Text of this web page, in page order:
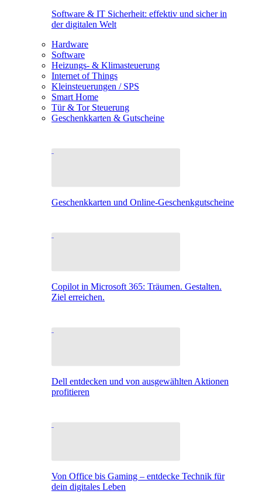
Software & IT Sicherheit: effektiv und sicher in
der digitalen Welt
Hardware
Software
Heizungs- & Klimasteuerung
Internet of Things
Kleinsteuerungen / SPS
Smart Home
Tür & Tor Steuerung
Geschenkkarten & Gutscheine
Geschenkkarten und Online-Geschenkgutscheine
Copilot in Microsoft 365: Träumen. Gestalten.
Ziel erreichen.
Dell entdecken und von ausgewählten Aktionen
profitieren
Von Office bis Gaming – entdecke Technik für
dein digitales Leben